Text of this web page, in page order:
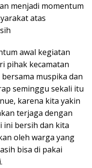
menjadi momentum
atas
awal kegiatan
pihak kecamatan
muspika dan
seminggu sekali itu
karena kita yakin
terjaga dengan
ini bersih dan kita
oleh warga yang
bisa di pakai